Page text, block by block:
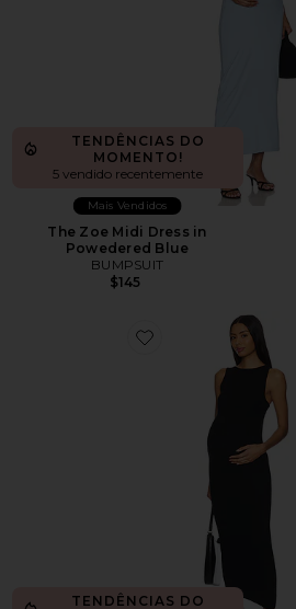
TENDÊNCIAS DO
MOMENTO!
5 vendido recentemente
Mais Vendidos
The Zoe Midi Dress in
Powedered Blue
BUMPSUIT
$145
Favorite Soft Rib Boat
TENDÊNCIAS DO